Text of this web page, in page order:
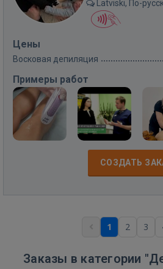
Latviski, По-
Цены
Восковая депиляция
Примеры работ
СОЗДАТЬ
1 2 3
Заказы в категории